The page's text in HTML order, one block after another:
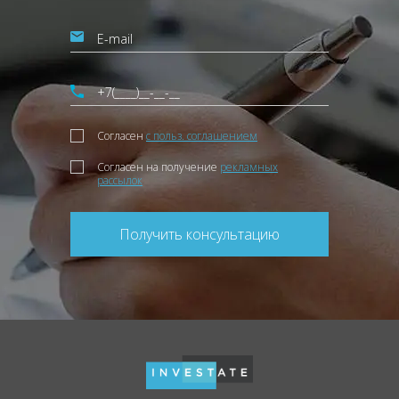
Согласен с польз. соглашением
Согласен на получение рекламных
рассылок
Получить консультацию